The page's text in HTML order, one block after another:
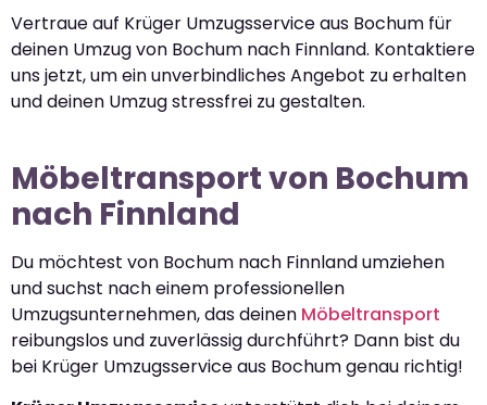
Vertraue auf Krüger Umzugsservice aus Bochum für
deinen Umzug von Bochum nach Finnland. Kontaktiere
uns jetzt, um ein unverbindliches Angebot zu erhalten
und deinen Umzug stressfrei zu gestalten.
Möbeltransport von Bochum
nach Finnland
Du möchtest von Bochum nach Finnland umziehen
und suchst nach einem professionellen
Umzugsunternehmen, das deinen Möbeltransport
reibungslos und zuverlässig durchführt? Dann bist du
bei Krüger Umzugsservice aus Bochum genau richtig!